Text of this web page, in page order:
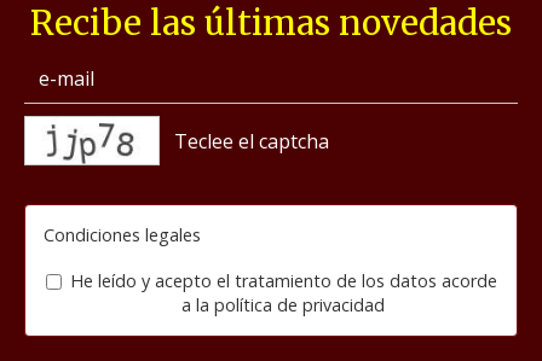
Recibe las últimas novedades
Condiciones legales
He leído y acepto el tratamiento de los datos acorde
a la política de privacidad